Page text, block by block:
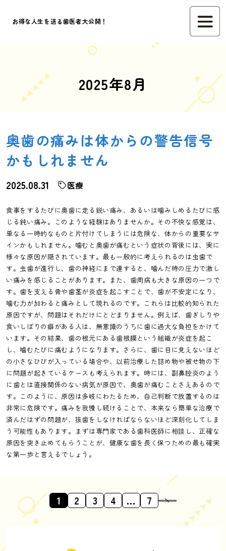
お得な人生を送る歯医者大公開！
2025年8月
奥歯の痛みは体からの警告信号
かもしれません
2025.08.31 医療
食事をするたびに奥歯に走る鋭い痛み、あるいは噛みしめるたびに感
じる鈍い痛み。このような経験はありませんか。その不快な感覚は、
単なる一時的なものと片付けてしまうには危険な、体からの重要なサ
インかもしれません。噛むと奥歯が痛むという症状の背後には、実に
様々な原因が隠されています。最も一般的に考えられるのは虫歯で
す。虫歯が進行し、歯の神経にまで達すると、噛んだ時の圧力で激し
い痛みを感じることがあります。また、歯周病も大きな原因の一つで
す。歯を支える骨や歯茎が炎症を起こすことで、歯が不安定になり、
噛む力が加わると痛みとして現れるのです。これらは比較的知られた
原因ですが、問題はそれだけにとどまりません。例えば、歯ぎしりや
食いしばりの癖がある人は、無意識のうちに歯に過大な負担をかけて
います。その結果、歯の根元にある歯根膜という組織が炎症を起こ
し、噛むたびに痛むようになります。さらに、歯に目に見えないほど
の小さなひびが入っている場合や、以前治療した詰め物や被せ物の下
に問題が起きているケースも考えられます。時には、副鼻腔炎のよう
に歯とは直接関係のない病気が原因で、奥歯が痛むことさえあるので
す。このように、原因は多岐にわたるため、自己判断で放置するのは
非常に危険です。痛みを我慢し続けることで、本来なら簡単な治療で
済んだはずの問題が、抜歯をしなければならないほど深刻化してしま
う可能性もあります。まずは専門家である歯科医師に相談し、正確な
原因を突き止めてもらうことが、健康な歯を長く保つための最も確実
な第一歩と言えるでしょう。
1 2 3 4 … 7